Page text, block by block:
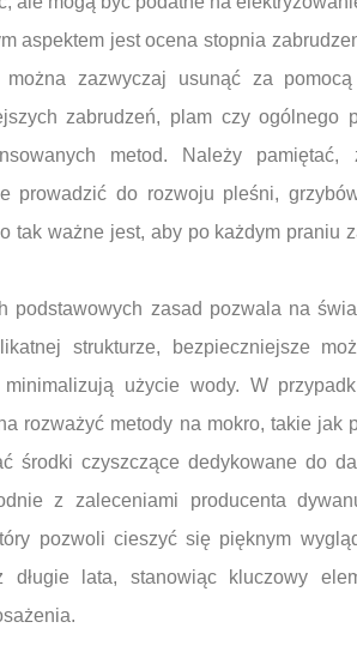
aspektem jest ocena stopnia
można zazwyczaj usunąć za
zabrudzeń, plam czy ogólnego
metod. Należy
prowadzić do rozwoju pleśni,
tak ważne jest, aby po każdym praniu
podstawowych zasad pozwala na
strukturze, bezpieczniejsze
minimalizują użycie wody. W
rozważyć metody na mokro, takie jak
środki czyszczące dedykowane do
z zaleceniami producenta
pozwoli cieszyć się pięknym
długie lata, stanowiąc kluczowy